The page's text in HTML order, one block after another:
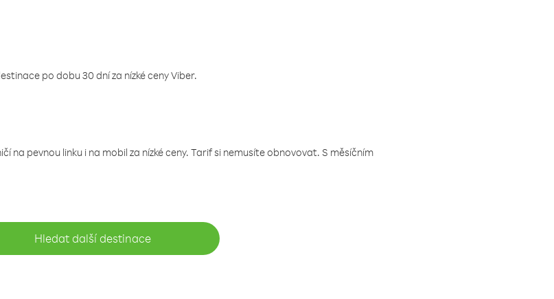
po dobu 30 dní za nízké ceny Viber.
pevnou linku i na mobil za nízké ceny. Tarif si nemusíte obnovovat. S měsíčním
Hledat další destinace